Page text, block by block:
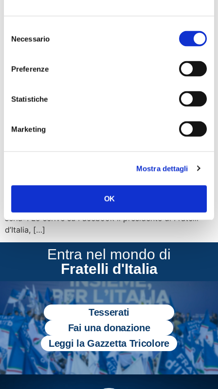
delNecessario
Preferenze
Statistiche
Marketing
Mostra dettagli
OK
delle mascherine cinesi. Sulla sua incompetenza non
avevamo dubbi, ma se le indagini rivolte verso l’ex
commissario dovessero confermare quanto riportato
seria». Lo scrive su Facebook il presidente di Fratelli
d’Italia, […]
Entra nel mondo di
Fratelli d'Italia
Tesserati
Fai una donazione
Leggi la Gazzetta Tricolore